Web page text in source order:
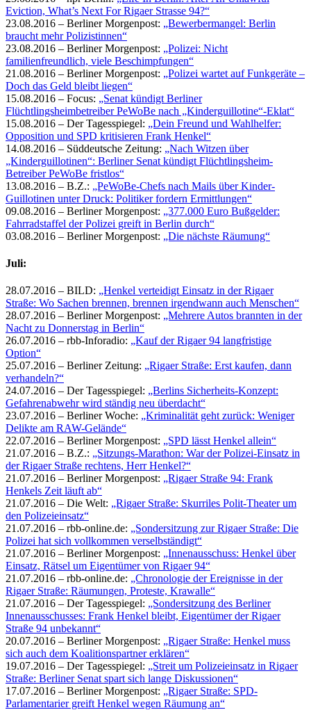
Eviction, What’s Next For Rigaer Strasse 94?“
23.08.2016 – Berliner Morgenpost: „Bewerbermangel: Berlin
braucht mehr Polizistinnen“
23.08.2016 – Berliner Morgenpost: „Polizei: Nicht
familienfreundlich, viele Beschimpfungen“
21.08.2016 – Berliner Morgenpost: „Polizei wartet auf Funkgeräte –
Doch das Geld bleibt liegen“
15.08.2016 – Focus: „Senat kündigt Berliner
Flüchtlingsheimbetreiber PeWoBe nach „Kinderguillotine“-Eklat“
15.08.2016 – Der Tagesspiegel: „Dein Freund und Wahlhelfer:
Opposition und SPD kritisieren Frank Henkel“
14.08.2016 – Süddeutsche Zeitung: „Nach Witzen über
„Kinderguillotinen“: Berliner Senat kündigt Flüchtlingsheim-
Betreiber PeWoBe fristlos“
13.08.2016 – B.Z.: „PeWoBe-Chefs nach Mails über Kinder-
Guillotinen unter Druck: Politiker fordern Ermittlungen“
09.08.2016 – Berliner Morgenpost: „377.000 Euro Bußgelder:
Fahrradstaffel der Polizei greift in Berlin durch“
03.08.2016 – Berliner Morgenpost: „Die nächste Räumung“
Juli:
28.07.2016 – BILD: „Henkel verteidigt Einsatz in der Rigaer
Straße: Wo Sachen brennen, brennen irgendwann auch Menschen“
28.07.2016 – Berliner Morgenpost: „Mehrere Autos brannten in der
Nacht zu Donnerstag in Berlin“
26.07.2016 – rbb-Inforadio: „Kauf der Rigaer 94 langfristige
Option“
25.07.2016 – Berliner Zeitung: „Rigaer Straße: Erst kaufen, dann
verhandeln?“
24.07.2016 – Der Tagesspiegel: „Berlins Sicherheits-Konzept:
Gefahrenabwehr wird ständig neu überdacht“
23.07.2016 – Berliner Woche: „Kriminalität geht zurück: Weniger
Delikte am RAW-Gelände“
22.07.2016 – Berliner Morgenpost: „SPD lässt Henkel allein“
21.07.2016 – B.Z.: „Sitzungs-Marathon: War der Polizei-Einsatz in
der Rigaer Straße rechtens, Herr Henkel?“
21.07.2016 – Berliner Morgenpost: „Rigaer Straße 94: Frank
Henkels Zeit läuft ab“
21.07.2016 – Die Welt: „Rigaer Straße: Skurriles Polit-Theater um
den Polizeieinsatz“
21.07.2016 – rbb-online.de: „Sondersitzung zur Rigaer Straße: Die
Polizei hat sich vollkommen verselbständigt“
21.07.2016 – Berliner Morgenpost: „Innenausschuss: Henkel über
Einsatz, Rätsel um Eigentümer von Rigaer 94“
21.07.2016 – rbb-online.de: „Chronologie der Ereignisse in der
Rigaer Straße: Räumungen, Proteste, Krawalle“
21.07.2016 – Der Tagesspiegel: „Sondersitzung des Berliner
Innenausschusses: Frank Henkel bleibt, Eigentümer der Rigaer
Straße 94 unbekannt“
20.07.2016 – Berliner Morgenpost: „Rigaer Straße: Henkel muss
sich auch dem Koalitionspartner erklären“
19.07.2016 – Der Tagesspiegel: „Streit um Polizeieinsatz in Rigaer
Straße: Berliner Senat spart sich lange Diskussionen“
17.07.2016 – Berliner Morgenpost: „Rigaer Straße: SPD-
Parlamentarier greift Henkel wegen Räumung an“